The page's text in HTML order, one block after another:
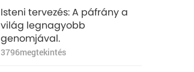
Isteni tervezés: A páfrány a
világ legnagyobb
genomjával.
3796megtekintés